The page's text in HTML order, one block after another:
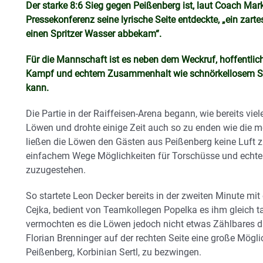
Der starke 8:6 Sieg gegen Peißenberg ist, laut Coach
Pressekonferenz seine lyrische Seite entdeckte, „ein
einen Spritzer Wasser abbekam“.
Für die Mannschaft ist es neben dem Weckruf,
Kampf und echtem Zusammenhalt wie schnörkellosem
kann.
Die Partie in der Raiffeisen-Arena begann, wie bereits
Löwen und drohte einige Zeit auch so zu enden wie die
ließen die Löwen den Gästen aus Peißenberg keine Luft
einfachem Wege Möglichkeiten für Torschüsse und
zuzugestehen.
So startete Leon Decker bereits in der zweiten Minute
Cejka, bedient von Teamkollegen Popelka es ihm gleich
vermochten es die Löwen jedoch nicht etwas Zählbares
Florian Brenninger auf der rechten Seite eine große
Peißenberg, Korbinian Sertl, zu bezwingen.